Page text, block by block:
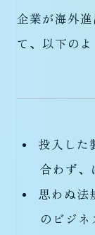
企業が海外
て、以下のよ
投入した
合わず、
思わぬ法
のビジネ